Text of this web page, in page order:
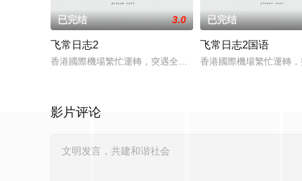
已完结 3.0
飞常日志2
香港國際機場繁忙運轉，突遇全球系統故障而出現混亂，客運
已完结
飞常日志2国语
香港國際機場繁忙運轉
影片评论